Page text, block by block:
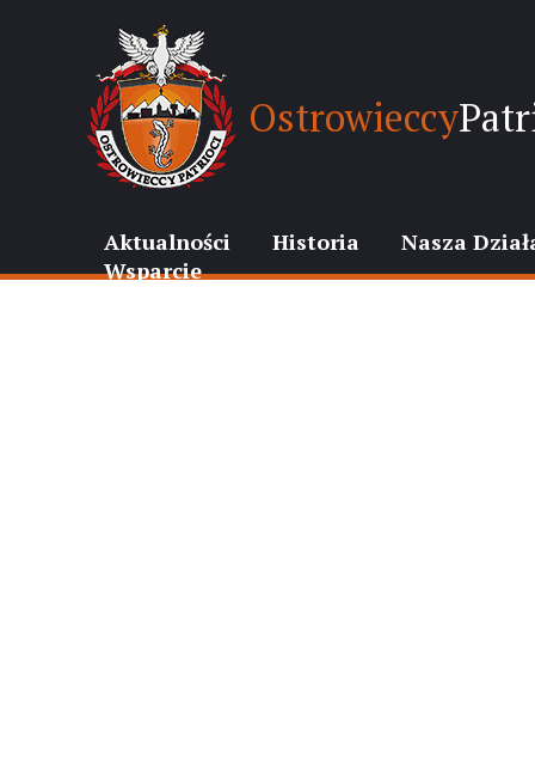
Ostrowieccy
Aktualności Historia
Nasza
Wsparcie